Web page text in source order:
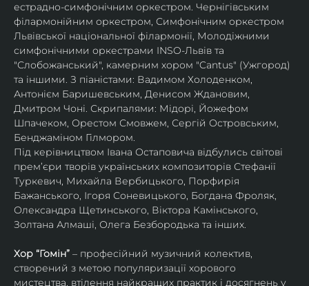
естрадно-симфонічним оркестром. Чернігівським
філармонійним оркестром, Симфонічним оркестром
Львівської національної філармонії, Молодіжними
симфонічними оркестрами INSO-Львів та
"Слобожанський", камерним хором "Cantus" (Ужгород)
та іншими. З піаністами: Вадимом Холоденком,
Антонієм Баришевським, Денисом Ждановим,
Дмитром Чоні. Скрипалями: Мідорі, Йожефом
Шпачеком, Орестом Смовжем, Сергій Островським,
Бенджаміном Гілмором.
Під керівництвом Івана Остаповича відбулись світові
прем’єри творів українських композиторів Стефанії
Туркевич, Михайла Вербицького, Порфирія
Бажанського, Ігоря Соневицького, Богдана Фроляк,
Олександра Щетинського, Віктора Камінського,
Золтана Алмаші, Олега Безбородька та інших.
Хор “Гомін” – професійний музичний колектив,
створений з метою популяризації хорового
мистецтва, втілення найкращих практик і досягнень у